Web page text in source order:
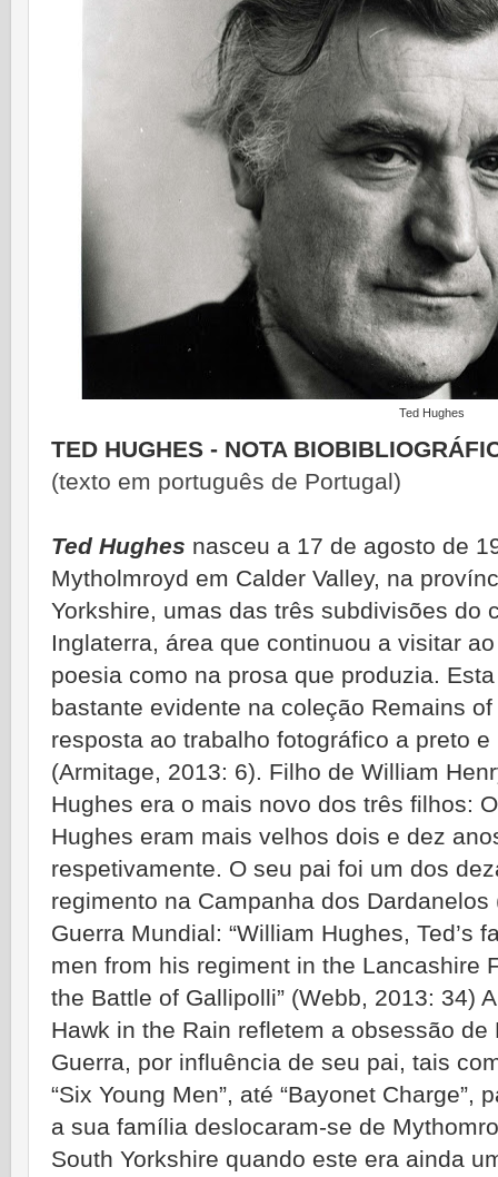
Ted Hughes
TED HUGHES - NOTA
(texto em português de Portugal)
Ted Hughes nasceu a 17 de agosto de
Mytholmroyd em Calder Valley, na
Yorkshire, umas das três subdivisões do
Inglaterra, área que continuou a visitar
poesia como na prosa que produzia.
bastante evidente na coleção Remains
resposta ao trabalho fotográfico a preto
(Armitage, 2013: 6). Filho de William
Hughes era o mais novo dos três filhos:
Hughes eram mais velhos dois e dez
respetivamente. O seu pai foi um dos
regimento na Campanha dos
Guerra Mundial: “William Hughes, Ted’s
men from his regiment in the Lancashire
the Battle of Gallipolli” (Webb, 2013: 34)
Hawk in the Rain refletem a obsessão
Guerra, por influência de seu pai, tais
“Six Young Men”, até “Bayonet Charge”,
a sua família deslocaram-se de
South Yorkshire quando este era ainda